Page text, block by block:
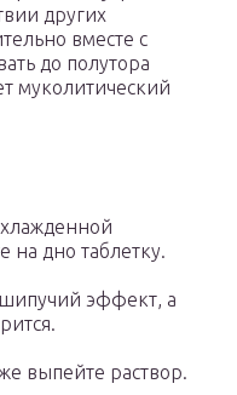
других
вместе с
до полутора
муколитический
на дно таблетку.
эффект, а
выпейте раствор.